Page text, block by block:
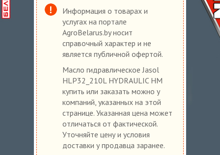
Информация о товарах и
услугах на портале
AgroBelarus.by носит
справочный характер и не
является публичной офертой.
Масло гидравлическое Jasol
HLP32_210L HYDRAULIC HM
купить или заказать можно у
компаний, указанных на этой
странице. Указанная цена может
отличаться от фактической.
Уточняйте цену и условия
доставки у продавца заранее.